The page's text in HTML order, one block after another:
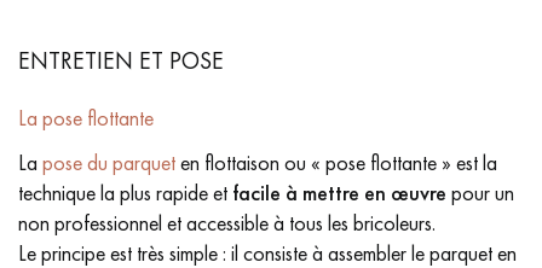
ENTRETIEN ET POSE
La pose flottante
La pose du parqueten flottaison ou « pose flottante » est la
technique la plus rapide et facile à mettre en œuvre pour un
non professionnel et accessible à tous les bricoleurs.
Le principe est très simple : il consiste à assembler le parquet en